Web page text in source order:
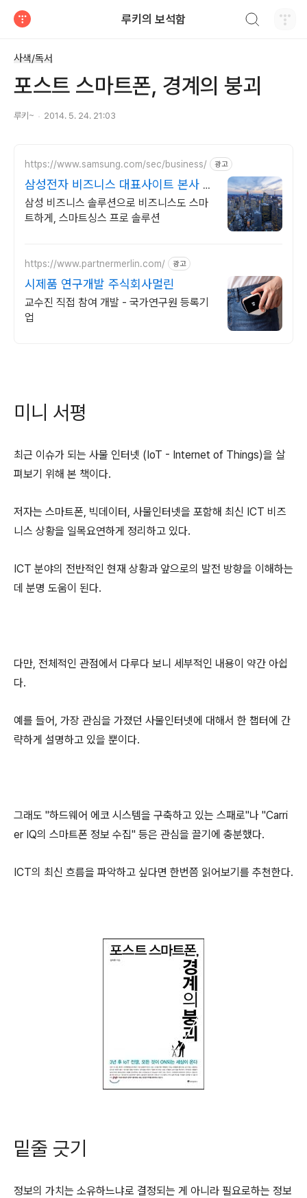
루키의 보석함
사색/독서
포스트 스마트폰, 경계의 붕괴
루키~ 2014. 5. 24. 21:03
https://www.samsung.com/sec/business/ 광고
삼성전자 비즈니스 대표사이트 본사 공
식 운영 견적문의
삼성 비즈니스 솔루션으로 비즈니스도 스마
트하게, 스마트싱스 프로 솔루션
https://www.partnermerlin.com/ 광고
시제품 연구개발 주식회사멀린
교수진 직접 참여 개발 - 국가연구원 등록기
업
미니 서평
최근 이슈가 되는 사물 인터넷 (IoT - Internet of Things)을 살
펴보기 위해 본 책이다.
저자는 스마트폰, 빅데이터, 사물인터넷을 포함해 최신 ICT 비즈
니스 상황을 일목요연하게 정리하고 있다.
ICT 분야의 전반적인 현재 상황과 앞으로의 발전 방향을 이해하는
데 분명 도움이 된다.
다만, 전체적인 관점에서 다루다 보니 세부적인 내용이 약간 아쉽
다.
예를 들어, 가장 관심을 가졌던 사물인터넷에 대해서 한 챕터에 간
략하게 설명하고 있을 뿐이다.
그래도 "하드웨어 에코 시스템을 구축하고 있는 스패로"나 "Carri
er IQ의 스마트폰 정보 수집" 등은 관심을 끌기에 충분했다.
ICT의 최신 흐름을 파악하고 싶다면 한번쯤 읽어보기를 추천한다.
밑줄 긋기
정보의 가치는 소유하느냐로 결정되는 게 아니라 필요로하는 정보